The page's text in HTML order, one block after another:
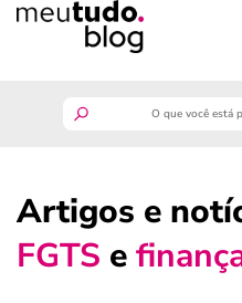
guia do trabalhador
Artigos e
FGTS e